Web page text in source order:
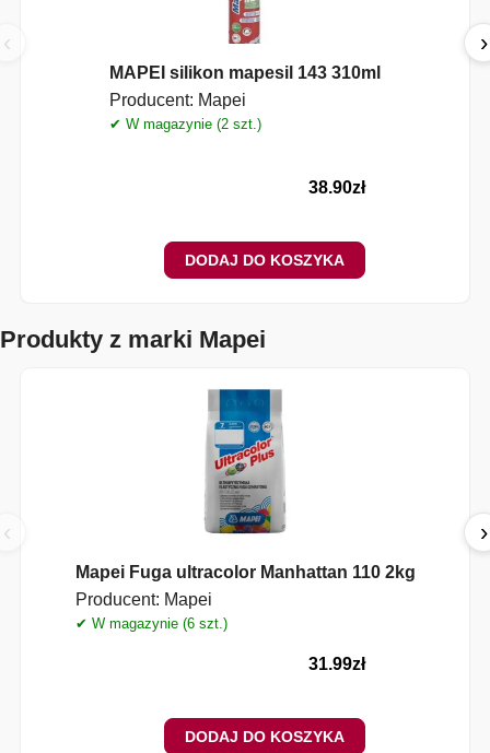
‹
MAPEI silikon mapesil 143 310ml
Producent: Mapei
✔ W magazynie (2 szt.)
38.90zł
DODAJ DO KOSZYKA
›
Produkty z marki Mapei
‹
Mapei Fuga ultracolor Manhattan 110 2kg
Producent: Mapei
✔ W magazynie (6 szt.)
31.99zł
DODAJ DO KOSZYKA
›